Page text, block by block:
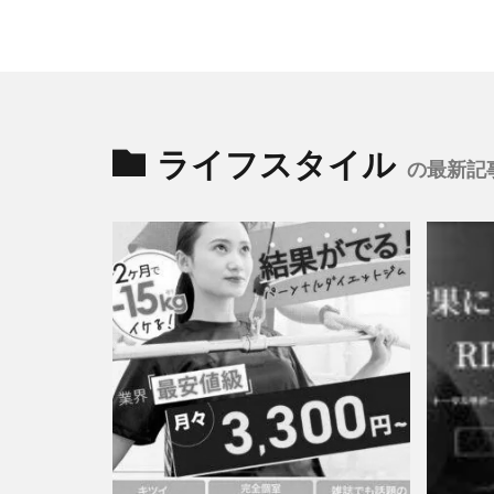
ライフスタイル の最新記